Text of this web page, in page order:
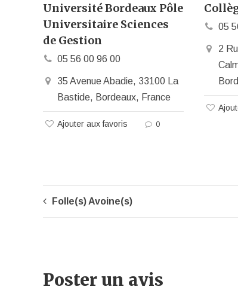
Université Bordeaux Pôle
Universitaire Sciences
de Gestion
05 56 00 96 00
35 Avenue Abadie, 33100 La
Bastide, Bordeaux, France
Ajouter aux favoris 0
05
2
Folle(s) Avoine(s)
Poster un avis